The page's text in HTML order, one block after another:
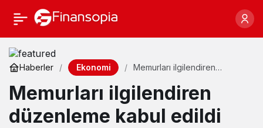
Haberler Ekonomi
Memurları ilgilendiren
Memurları ilgilendiren
düzenleme kabul edildi